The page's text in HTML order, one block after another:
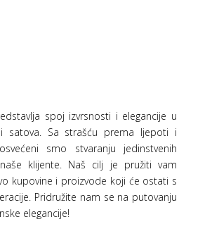
spoj izvrsnosti i elegancije u
satova. Sa strašću prema ljepoti i
smo stvaranju jedinstvenih
klijente. Naš cilj je pružiti vam
kupovine i proizvode koji će ostati s
Pridružite nam se na putovanju
elegancije!